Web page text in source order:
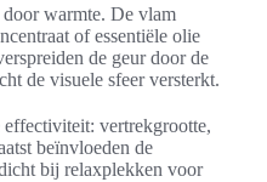
door warmte. De vlam
of essentiële olie
de geur door de
de visuele sfeer versterkt.
vertrekgrootte,
beïnvloeden de
bij relaxplekken voor